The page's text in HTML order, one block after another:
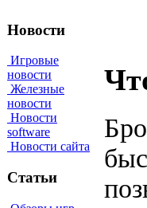
Новости
Игровые
новости
Железные
новости
Новости
software
Новости сайта
Статьи